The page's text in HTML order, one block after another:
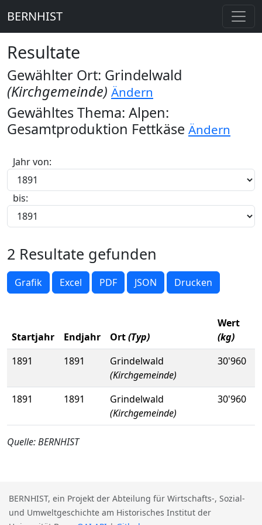
BERNHIST
Resultate
Gewählter Ort: Grindelwald
(Kirchgemeinde) Ändern
Gewähltes Thema: Alpen:
Gesamtproduktion Fettkäse Ändern
Jahr von:
bis:
2 Resultate gefunden
Grafik Excel PDF JSON Drucken
Startjahr Endjahr Ort(Typ)
Wert
(kg)
1891
1891
Grindelwald
(Kirchgemeinde)
30'960
1891 1891
Grindelwald
(Kirchgemeinde)
30'960
Quelle: BERNHIST
BERNHIST, ein Projekt der Abteilung für Wirtschafts-, Sozial-
und Umweltgeschichte am Historisches Institut der